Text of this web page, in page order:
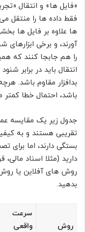
«فایل ها» و انتقال
فقط داده ها را منتقل
ها علاوه بر فایل ها
آورند، و برخی
را هم جابجا کنند که
انتقال باید در برابر
بدافزار مقاوم باشد.
باشد، احتمال خطا
جدول زیر یک مقایسه
تقریبی هستند و به
بستگی دارند، اما
دارید (مثلا اسناد
روش های آفلاین یا
بدهید.
روش
سرعت
واقعی